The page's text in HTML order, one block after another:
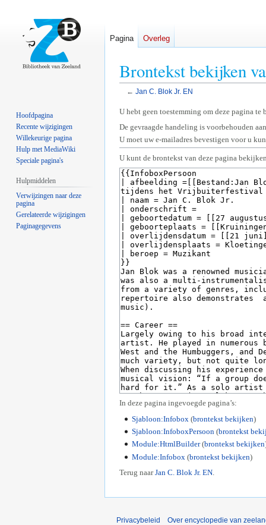
Brontekst bekijken
← Jan C. Blok Jr. EN
Naar
navigatie
springen
Naar
zoeken
springen
U hebt geen toestemming om deze pagina te
De gevraagde handeling is voorbehouden
U moet uw e-mailadres bevestigen voor u
U kunt de brontekst van deze pagina
In deze pagina ingevoegde pagina’s:
Sjabloon:Infobox (brontekst bekijken)
Sjabloon:InfoboxPersoon (brontekst
Module:HtmlBuilder(brontekst bekijken
Module:Infobox (brontekst bekijken)
Terug naarJan C. Blok Jr. EN.
Pagina Overleg
Hoofdpagina
Recente wijzigingen
Willekeurige pagina
Hulp met MediaWiki
Speciale pagina's
Hulpmiddelen
Verwijzingen naar deze
pagina
Gerelateerde wijzigingen
Paginagegevens
Privacybeleid Over encyclopedie van